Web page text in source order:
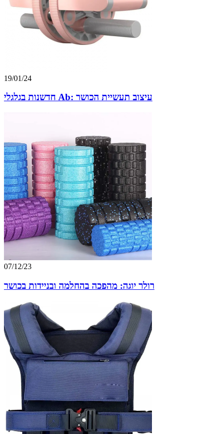
19/01/24
חדשנות בגלגלי Ab: עיצוב תעשיית הכושר
07/12/23
רולר יוגה: מהפכה בהחלמה ובניידות בכושר